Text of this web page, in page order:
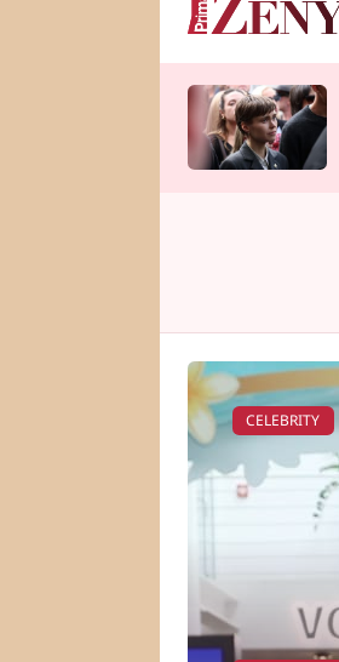
Horoskopy
HOROSKOP NA
CELEBRITY